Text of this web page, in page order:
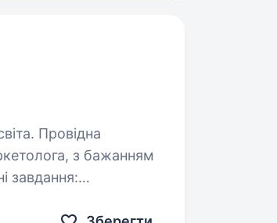
з бажанням